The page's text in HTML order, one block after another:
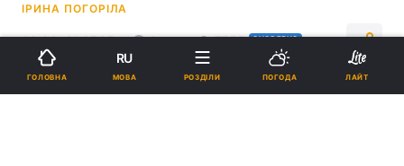
ІРИНА ПОГОРІЛА
08:00, 31.07.25 3 хв. 7755 ОНОВЛЕНО
Підпишіться на нас в Google
ГОЛОВНА
RU
МОВА РОЗДІЛИ ПОГОДА ЛАЙТ